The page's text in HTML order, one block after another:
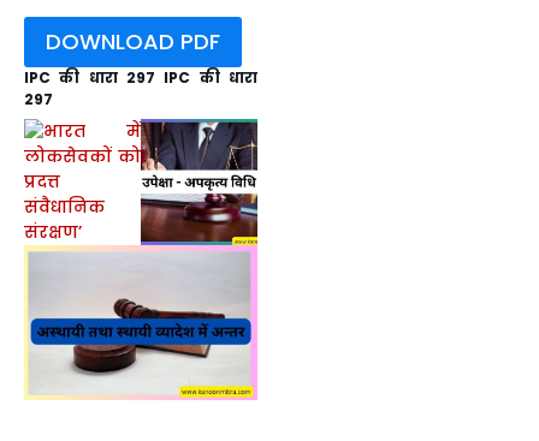
DOWNLOAD PDF
IPC की धारा 297 IPC की धारा
297